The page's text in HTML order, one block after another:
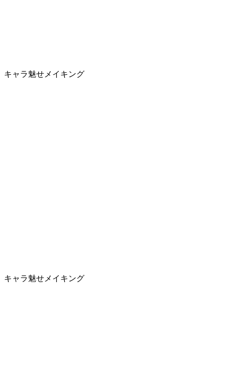
キャラ魅せメイキング
キャラ魅せメイキング